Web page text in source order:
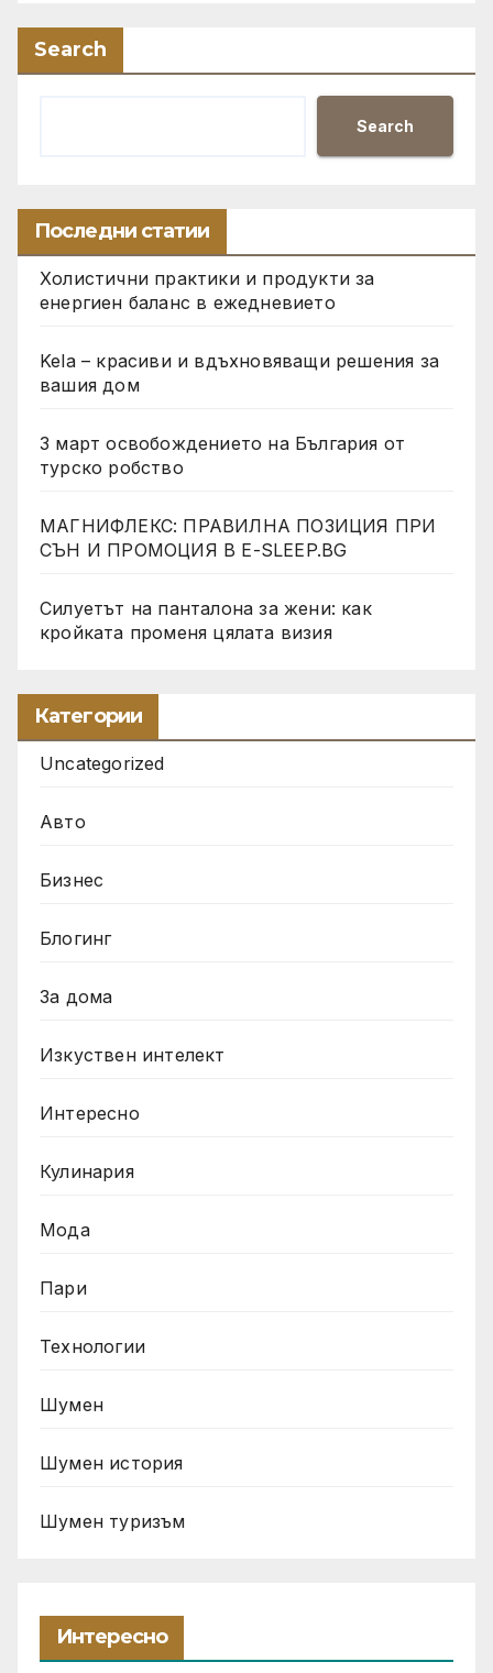
Search
Search
Последни статии
Холистични практики и продукти за
енергиен баланс в ежедневието
Kela – красиви и вдъхновяващи решения за
вашия дом
3 март освобождението на България от
турско робство
МАГНИФЛЕКС: ПРАВИЛНА ПОЗИЦИЯ ПРИ
СЪН И ПРОМОЦИЯ В Е-SLEEP.BG
Силуетът на панталона за жени: как
кройката променя цялата визия
Категории
Uncategorized
Авто
Бизнес
Блогинг
За дома
Изкуствен интелект
Интересно
Кулинария
Мода
Пари
Технологии
Шумен
Шумен история
Шумен туризъм
Интересно